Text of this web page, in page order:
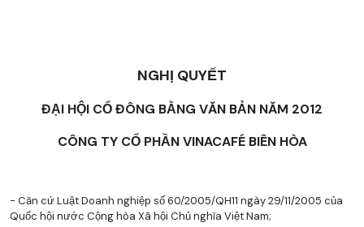
NGHỊ QUYẾT
ĐẠI HỘI CỔ ĐÔNG BẰNG VĂN BẢN NĂM 2012
CÔNG TY CỔ PHẦN VINACAFÉ BIÊN HÒA
- Căn cứ Luật Doanh nghiệp số 60/2005/QH11 ngày 29/11/2005 của
Quốc hội nước Cộng hòa Xã hội Chủ nghĩa Việt Nam;